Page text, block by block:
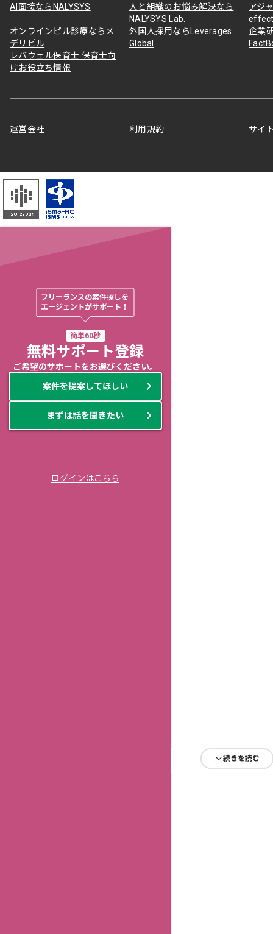
続きを読む
続きを読む
続きを読む
続きを読む
続きを読む
続きを読む
続きを読む
続きを読む
続きを読む
続きを読む
続きを読む
続きを読む
続きを読む
続きを読む
続きを読む
続きを読む
続きを読む
続きを読む
続きを読む
続きを読む
AI面接ならNALYSYS
人と組織のお悩み解決なら
NALYSYS Lab.
アジ
オンラインピル診療ならメ
デリピル
外国人採用ならLeverages
Global
企業
レバウェル保育士 保育士向
けお役立ち情報
運営会社 利用規約 サイ
フリーランスの案件探しを
エージェントがサポート！
簡単60秒
無料サポート登録
ご希望のサポートをお選びください。
案件を提案してほしい
まずは話を聞きたい
ログインはこちら